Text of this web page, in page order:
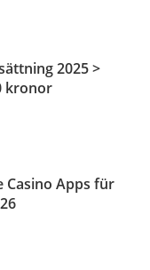
2025 >
kronor
Casino Apps für